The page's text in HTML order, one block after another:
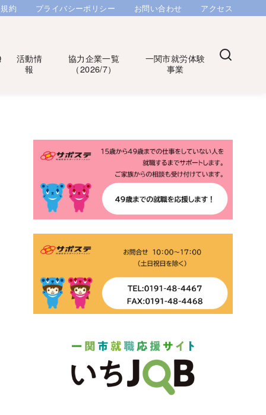
約 プライバシーポリシー お問い合わせ アクセス
活動情
報
協力企業一覧
（2026/7）
一関市就労体験
事業